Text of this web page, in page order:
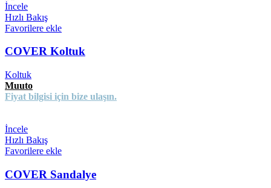
İncele
Hızlı Bakış
Favorilere ekle
COVER Koltuk
Koltuk
Muuto
Fiyat bilgisi için bize ulaşın.
İncele
Hızlı Bakış
Favorilere ekle
COVER Sandalye